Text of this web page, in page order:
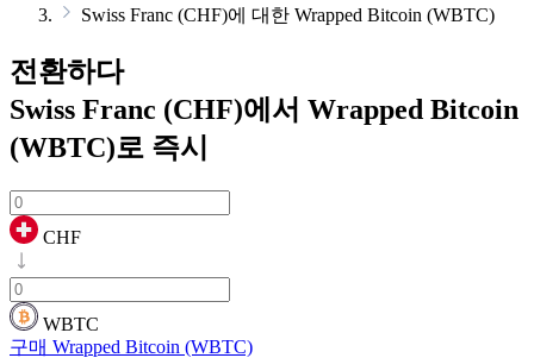
Swiss Franc (CHF)에 대한 Wrapped Bitcoin (WBTC)
전환하다
Swiss Franc (CHF)에서 Wrapped Bitcoin
(WBTC)로 즉시
CHF
WBTC
구매 Wrapped Bitcoin (WBTC)